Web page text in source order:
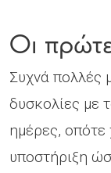
Οι
Συχνά πολλές
δυσκολίες με
ημέρες, οπότε
υποστήριξη